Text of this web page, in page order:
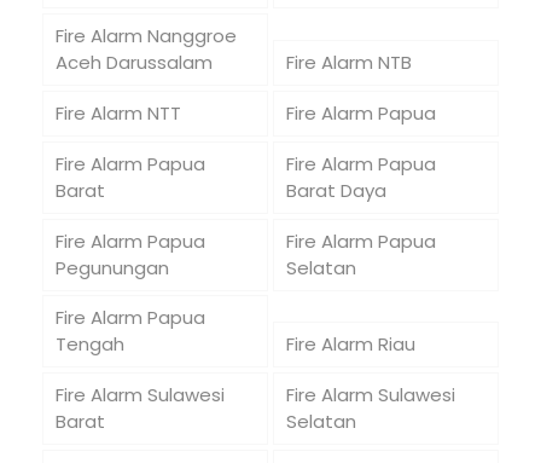
Fire Alarm Nanggroe
Aceh Darussalam
Fire Alarm NTB
Fire Alarm NTT
Fire Alarm Papua
Fire Alarm Papua
Barat
Fire Alarm Papua
Barat Daya
Fire Alarm Papua
Pegunungan
Fire Alarm Papua
Selatan
Fire Alarm Papua
Tengah
Fire Alarm Riau
Fire Alarm Sulawesi
Barat
Fire Alarm Sulawesi
Selatan